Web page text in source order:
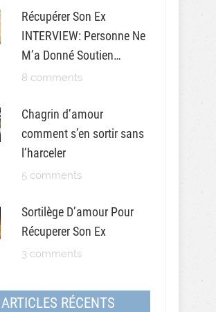
Récupérer Son Ex
INTERVIEW: Personne Ne
M’a Donné Soutien…
8 comments
Chagrin d’amour
comment s’en sortir sans
l’harceler
5 comments
Sortilège D’amour Pour
Récuperer Son Ex
3 comments
ARTICLES RÉCENTS